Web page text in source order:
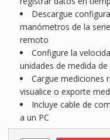
Descargue
manómetros de la
remoto
Configure la
unidades de medida
Cargue mediciones
visualice o exporte
Incluye cable de
a un PC